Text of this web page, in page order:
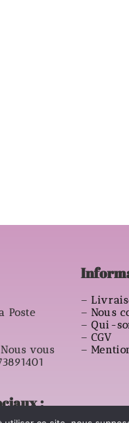
Poste
vous
:
–
– Nous
– Qui-
– CGV
–